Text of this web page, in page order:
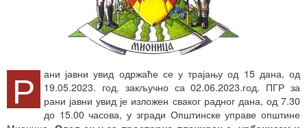
Р
ани јавни увид одржаће се у трајању од 15 дана, од
19.05.2023. год. закључно са 02.06.2023.год. ПГР за
рани јавни увид је изложен сваког радног дана, од 7.30
до 15.00 часова, у згради Општинске управе општине